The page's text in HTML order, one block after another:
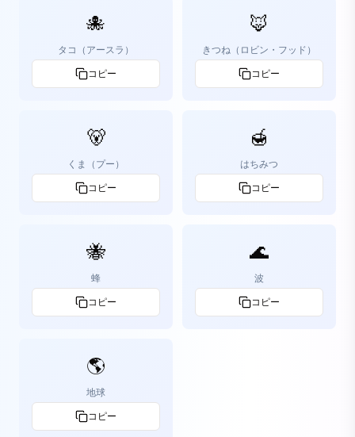
🐙
タコ（アースラ）
コピー
🦊
きつね（ロビン・フッド）
コピー
🐻
くま（プー）
コピー
🍯
はちみつ
コピー
🐝
蜂
コピー
🌊
波
コピー
🌎
地球
コピー